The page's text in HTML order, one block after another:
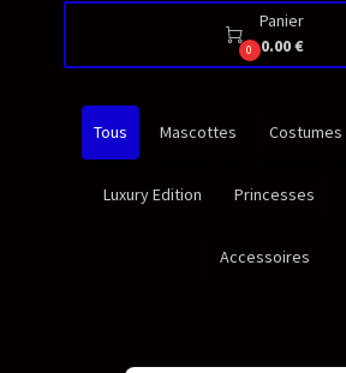

0
Panier
0.00 €
Tous Mascottes Costumes
Luxury Edition Princesses
Accessoires